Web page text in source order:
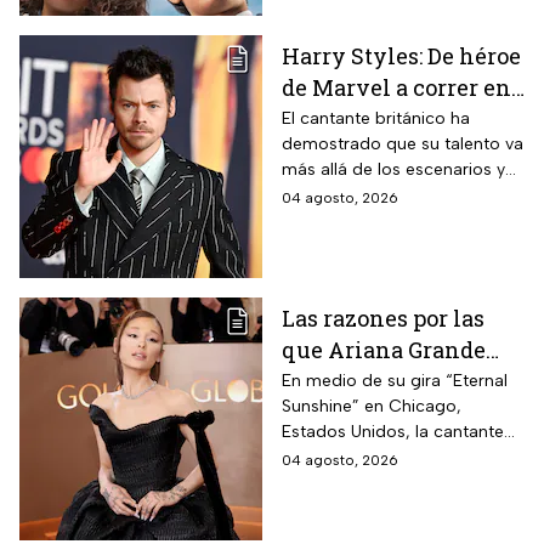
Harry Styles: De héroe
de Marvel a correr en
Chapultepec; las
apariciones del
cantante en el cine
El cantante británico ha
demostrado que su talento va
más allá de los escenarios y
ha llegado a la pantalla
04 agosto, 2026
Las razones por las
que Ariana Grande
hará una pausa en su
carrera
En medio de su gira “Eternal
Sunshine” en Chicago,
Estados Unidos, la cantante
informó a sus fanáticos que
04 agosto, 2026